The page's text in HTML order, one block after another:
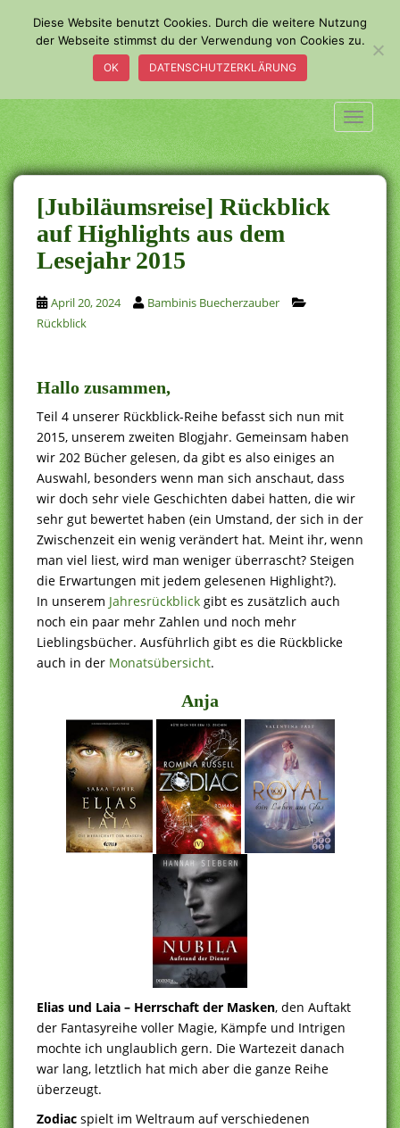
o
m
a
i
n
c
o
n
t
e
n
t
[Jubiläumsreise] Rückblick
auf Highlights aus dem
Lesejahr 2015
April 20, 2024
Bambinis Buecherzauber
Rückblick
Hallo zusammen,
Teil 4 unserer Rückblick-Reihe befasst sich nun mit
2015, unserem zweiten Blogjahr. Gemeinsam haben
wir 202 Bücher gelesen, da gibt es also einiges an
Auswahl, besonders wenn man sich anschaut, dass
wir doch sehr viele Geschichten dabei hatten, die wir
sehr gut bewertet haben (ein Umstand, der sich in der
Zwischenzeit ein wenig verändert hat. Meint ihr, wenn
man viel liest, wird man weniger überrascht? Steigen
die Erwartungen mit jedem gelesenen Highlight?).
In unserem Jahresrückblick gibt es zusätzlich auch
noch ein paar mehr Zahlen und noch mehr
Lieblingsbücher. Ausführlich gibt es die Rückblicke
auch in der Monatsübersicht.
Anja
Elias und Laia – Herrschaft der Masken, den Auftakt
der Fantasyreihe voller Magie, Kämpfe und Intrigen
mochte ich unglaublich gern. Die Wartezeit danach
war lang, letztlich hat mich aber die ganze Reihe
überzeugt.
Zodiac spielt im Weltraum auf verschiedenen
Diese Website benutzt Cookies. Durch die weitere Nutzung
der Webseite stimmst du der Verwendung von Cookies zu.
OK DATENSCHUTZERKLÄRUNG